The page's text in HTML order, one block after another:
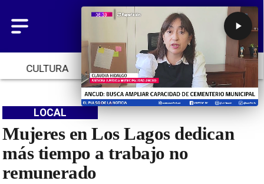
CULTURA TENDENCIAS INICIO
Mujeres en Los Lagos dedican
más tiempo a trabajo no
remunerado
LOCAL